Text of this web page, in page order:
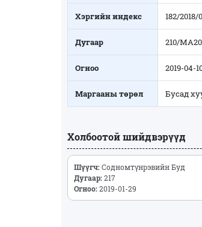
Хэргийн индекс 182/
Дугаар 210/
Огноо 2019-04-
Маргааны төрөл Бусад
Холбоотой шийдвэрүүд
Шүүгч:Содномтүнрэвийн Буд
Дугаар:217
Огноо:2019-01-29